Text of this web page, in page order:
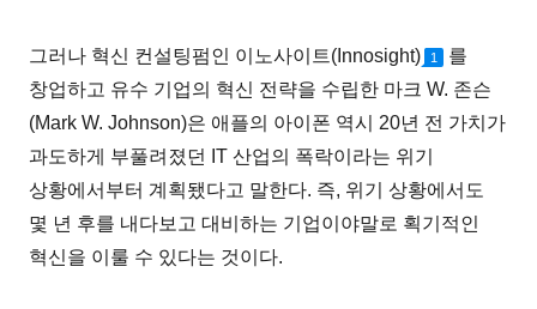
그러나 혁신 컨설팅펌인 이노사이트(Innosight) 1
를
창업하고 유수 기업의 혁신 전략을 수립한 마크 W. 존슨
(Mark W. Johnson)은 애플의 아이폰 역시 20년 전 가치가
과도하게 부풀려졌던 IT 산업의 폭락이라는 위기
상황에서부터 계획됐다고 말한다. 즉, 위기 상황에서도
몇 년 후를 내다보고 대비하는 기업이야말로 획기적인
혁신을 이룰 수 있다는 것이다.